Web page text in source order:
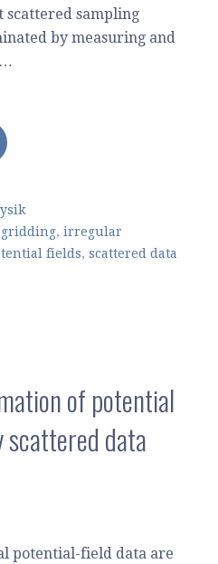
scattered sampling
by measuring and
gridding, irregular
fields, scattered data
of potential
data
potential-field data are